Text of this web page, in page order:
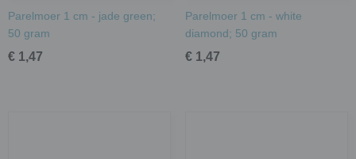
Parelmoer 1 cm - jade green;
50 gram
€ 1,47
Parelmoer 1 cm - white
diamond; 50 gram
€ 1,47